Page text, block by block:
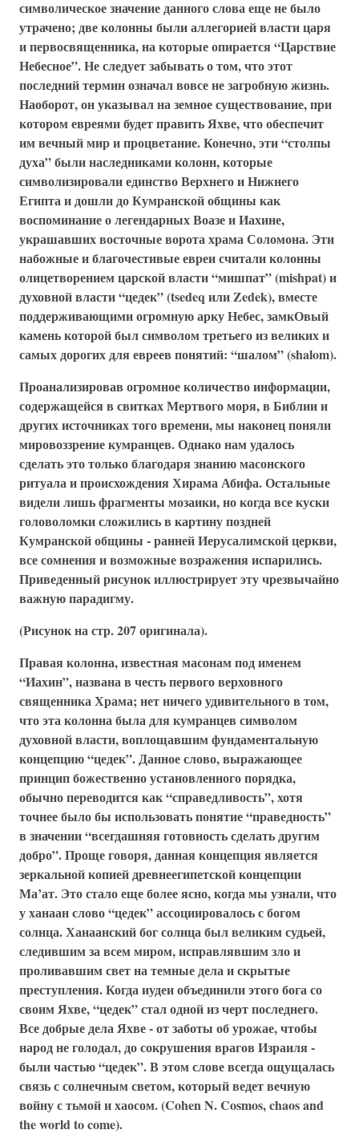
символическое значение данного слова еще не было
утрачено; две колонны были аллегорией власти царя
и первосвященника, на которые опирается “Царствие
Небесное”. Не следует забывать о том, что этот
последний термин означал вовсе не загробную жизнь.
Наоборот, он указывал на земное существование, при
котором евреями будет править Яхве, что обеспечит
им вечный мир и процветание. Конечно, эти “столпы
духа” были наследниками колонн, которые
символизировали единство Верхнего и Нижнего
Египта и дошли до Кумранской общины как
воспоминание о легендарных Воазе и Иахине,
украшавших восточные ворота храма Соломона. Эти
набожные и благочестивые евреи считали колонны
олицетворением царской власти “мишпат” (mishpat) и
духовной власти “цедек” (tsedeq или Zedek), вместе
поддерживающими огромную арку Небес, замкОвый
камень которой был символом третьего из великих и
самых дорогих для евреев понятий: “шалом” (shalom).
Проанализировав огромное количество информации,
содержащейся в свитках Мертвого моря, в Библии и
других источниках того времени, мы наконец поняли
мировоззрение кумранцев. Однако нам удалось
сделать это только благодаря знанию масонского
ритуала и происхождения Хирама Абифа. Остальные
видели лишь фрагменты мозаики, но когда все куски
головоломки сложились в картину поздней
Кумранской общины - ранней Иерусалимской церкви,
все сомнения и возможные возражения испарились.
Приведенный рисунок иллюстрирует эту чрезвычайно
важную парадигму.
(Рисунок на стр. 207 оригинала).
Правая колонна, известная масонам под именем
“Иахин”, названа в честь первого верховного
священника Храма; нет ничего удивительного в том,
что эта колонна была для кумранцев символом
духовной власти, воплощавшим фундаментальную
концепцию “цедек”. Данное слово, выражающее
принцип божественно установленного порядка,
обычно переводится как “справедливость”, хотя
точнее было бы использовать понятие “праведность”
в значении “всегдашняя готовность сделать другим
добро”. Проще говоря, данная концепция является
зеркальной копией древнеегипетской концепции
Ма’ат. Это стало еще более ясно, когда мы узнали, что
у ханаан слово “цедек” ассоциировалось с богом
солнца. Ханаанский бог солнца был великим судьей,
следившим за всем миром, исправлявшим зло и
проливавшим свет на темные дела и скрытые
преступления. Когда иудеи объединили этого бога со
своим Яхве, “цедек” стал одной из черт последнего.
Все добрые дела Яхве - от заботы об урожае, чтобы
народ не голодал, до сокрушения врагов Израиля -
были частью “цедек”. В этом слове всегда ощущалась
связь с солнечным светом, который ведет вечную
войну с тьмой и хаосом. (Cohen N. Cosmos, chaos and
the world to come).